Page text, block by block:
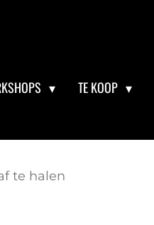
TE KOOP
te halen